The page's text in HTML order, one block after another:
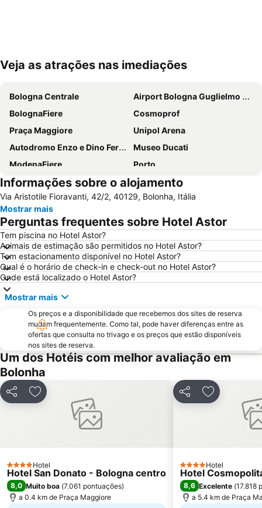
Ampliar mapa
Veja as atrações nas imediações
Bologna Centrale
Airport Bologna Guglielmo Marconi
BolognaFiere
Cosmoprof
Praça Maggiore
Unipol Arena
Autodromo Enzo e Dino Ferrari
Museo Ducati
ModenaFiere
Porto
Autostazione
MAMbo Museo d'Arte Moderna di Bologna
Fontana del Nettuno
Saragozza
Santuario della Madonna di San Luca
Basílica de São Petrônio
Fiera di Santa Lucia
Book in Modena
Castello Estense
San Donato
Pilastro
San Giminiano's festival
Informações sobre o alojamento
Via Aristotile Fioravanti, 42/2, 40129, Bolonha, Itália
Mostrar mais
Perguntas frequentes sobre Hotel Astor
Tem piscina no Hotel Astor?
Animais de estimação são permitidos no Hotel Astor?
Tem estacionamento disponível no Hotel Astor?
Qual é o horário de check-in e check-out no Hotel Astor?
Onde está localizado o Hotel Astor?
Mostrar mais
Os preços e a disponibilidade que recebemos dos sites de reserva
mudam frequentemente. Como tal, pode haver diferenças entre as
ofertas que consulta no trivago e os preços que estão disponíveis
nos sites de reserva.
Um dos Hotéis com melhor avaliação em
Bolonha
PartilharAdicionar aos favoritos
4 Estrelas
Hotel
Hotel San Donato - Bologna centro
8,0 Muito boa (7.061 pontuações)
a 0.4 km de Praça Maggiore
PartilharAdicionar
4 Estrelas
Hotel
Hotel
8,6 Excelente (17.818
a 5.4 km de Praça